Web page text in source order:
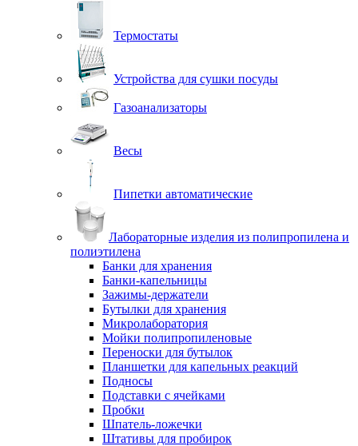
Термостаты
Устройства для сушки посуды
Газоанализаторы
Весы
Пипетки автоматические
Лабораторные изделия из полипропилена и
полиэтилена
Банки для хранения
Банки-капельницы
Зажимы-держатели
Бутылки для хранения
Микролаборатория
Мойки полипропиленовые
Переноски для бутылок
Планшетки для капельных реакций
Подносы
Подставки с ячейками
Пробки
Шпатель-ложечки
Штативы для пробирок